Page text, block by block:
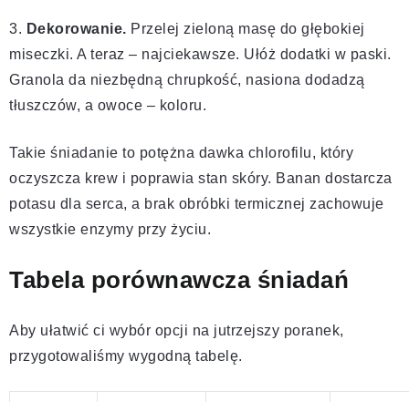
3. Dekorowanie. Przelej zieloną masę do głębokiej
miseczki. A teraz – najciekawsze. Ułóż dodatki w paski.
Granola da niezbędną chrupkość, nasiona dodadzą
tłuszczów, a owoce – koloru.
Takie śniadanie to potężna dawka chlorofilu, który
oczyszcza krew i poprawia stan skóry. Banan dostarcza
potasu dla serca, a brak obróbki termicznej zachowuje
wszystkie enzymy przy życiu.
Tabela porównawcza śniadań
Aby ułatwić ci wybór opcji na jutrzejszy poranek,
przygotowaliśmy wygodną tabelę.